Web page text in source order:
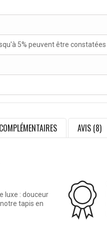
5% peuvent être constatées
AVIS (8)
luxe : douceur
tapis en